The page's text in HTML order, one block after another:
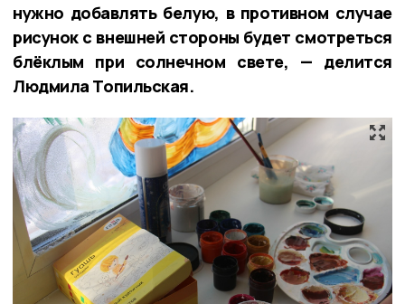
нужно добавлять белую, в противном случае
рисунок с внешней стороны будет смотреться
блёклым при солнечном свете, — делится
Людмила Топильская.